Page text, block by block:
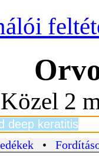
Közel 2
•